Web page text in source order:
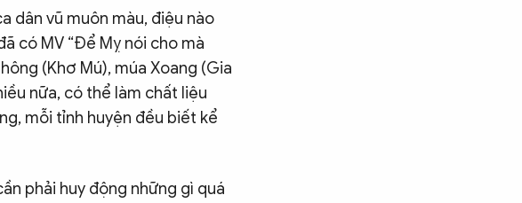
dân vũ muôn màu, điệu nào
có MV “Để Mỵ nói cho mà
(Khơ Mú), múa Xoang (Gia
nữa, có thể làm chất liệu
mỗi tỉnh huyện đều biết kể
phải huy động những gì quá